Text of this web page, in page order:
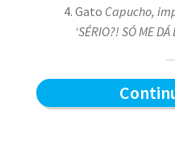
Gato Capucho,
‘SÉRIO?! SÓ ME DÁ